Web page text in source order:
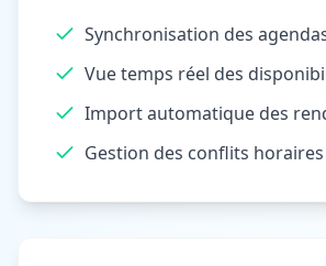
Synchronisation des
Vue temps réel des
Import automatique des
Gestion des conflits horaires